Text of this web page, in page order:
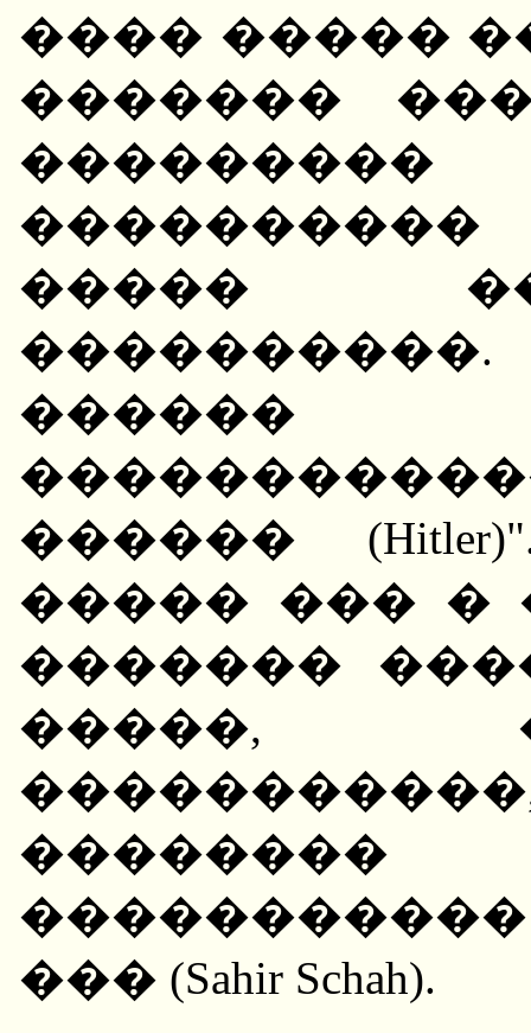
���� �����
�������
�����
������
����� ��� �
�������
�����,
��� (Sahir Schah).